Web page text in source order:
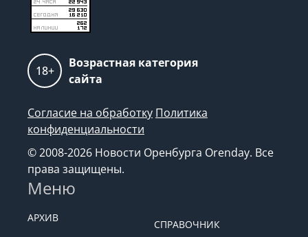
Согласие на обработку
конфиденциальности
© 2008-2026 Новости Оренбурга Orenday. Все
права защищены.
Меню